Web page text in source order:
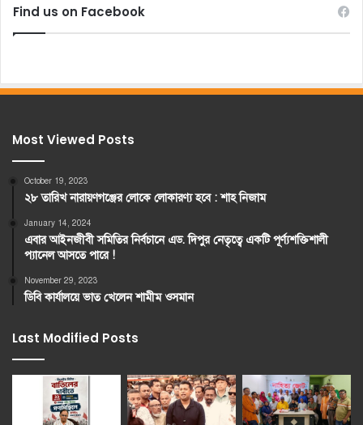
Find us on Facebook
Most Viewed Posts
October 19, 2023
২৮ তারিখ নারায়ণগঞ্জের লোকে লোকারণ্য হবে : শাহ নিজাম
January 14, 2024
এবার আইনজীবী সমিতির নির্বচানে এড. দিপুর নেতৃত্বে একটি পূর্ণ্যশক্তিশালী
প্যানেল আসতে পারে !
November 29, 2023
ডিবি কার্যালয়ে ভাত খেলেন শামীম ওসমান
Last Modified Posts